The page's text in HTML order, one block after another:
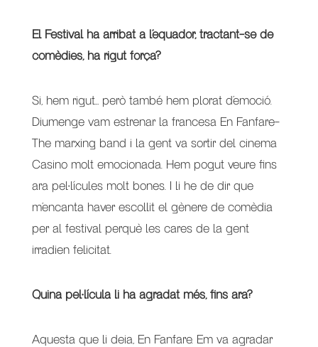
El Festival ha arribat a l’equador, tractant-se de
comèdies, ha rigut força?
Si, hem rigut… però també hem plorat d’emoció.
Diumenge vam estrenar la francesa En Fanfare-
The marxing band i la gent va sortir del cinema
Casino molt emocionada. Hem pogut veure fins
ara pel·lícules molt bones. I li he de dir que
m’encanta haver escollit el gènere de comèdia
per al festival perquè les cares de la gent
irradien felicitat.
Quina pel·lícula li ha agradat més, fins ara?
Aquesta que li deia, En Fanfare. Em va agradar